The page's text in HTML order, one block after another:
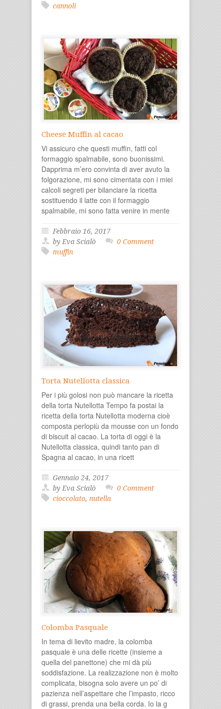
cannoli
Cheese Muffin al cacao
Vi assicuro che questi muffin, fatti col
formaggio spalmabile, sono buonissimi.
Dapprima m’ero convinta di aver avuto la
folgorazione, mi sono cimentata con i miei
calcoli segreti per bilanciare la ricetta
sostituendo il latte con il formaggio
spalmabile, mi sono fatta venire in mente
Febbraio 16, 2017
by Eva Scialò
0 Comment
muffin
Torta Nutellotta classica
Per i più golosi non può mancare la ricetta
della torta Nutellotta Tempo fa postai la
ricetta della torta Nutellotta moderna cioè
composta perlopiù da mousse con un fondo
di biscuit al cacao. La torta di oggi è la
Nutellotta classica, quindi tanto pan di
Spagna al cacao, in una ricett
Gennaio 24, 2017
by Eva Scialò
0 Comment
cioccolato, nutella
Colomba Pasquale
In tema di lievito madre, la colomba
pasquale è una delle ricette (insieme a
quella del panettone) che mi dà più
soddisfazione. La realizzazione non è molto
complicata, bisogna solo avere un po’ di
pazienza nell’aspettare che l’impasto, ricco
di grassi, prenda una bella corda. Io la g